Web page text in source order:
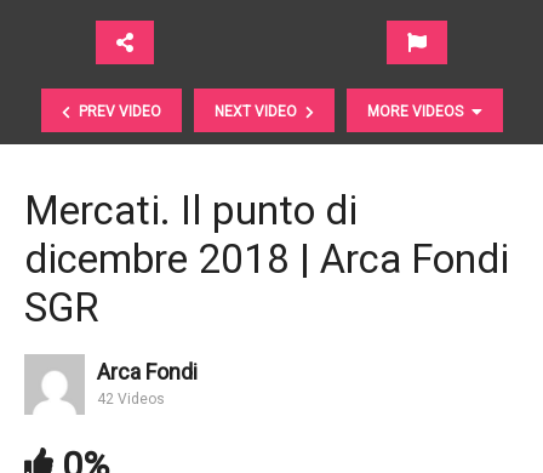
PREV VIDEO NEXT VIDEO MORE VIDEOS
Investire. Siate pronti a farlo nel 2019 | Morningstar
Mercati. Il punto di
dicembre 2018 | Arca Fondi
SGR
Arca Fondi
42 Videos